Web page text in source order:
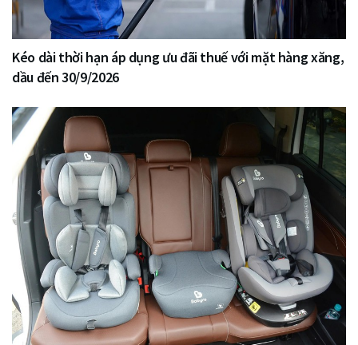
Kéo dài thời hạn áp dụng ưu đãi thuế với mặt hàng xăng,
dầu đến 30/9/2026